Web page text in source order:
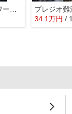
34.1万円 /